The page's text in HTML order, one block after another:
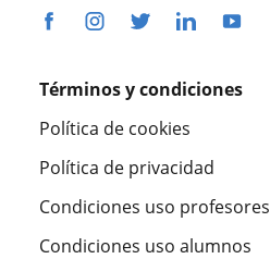
Términos y condiciones
Política de cookies
Política de privacidad
Condiciones uso profesores
Condiciones uso alumnos